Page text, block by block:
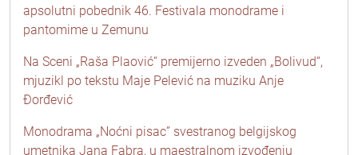
apsolutni pobednik 46. Festivala monodrame i
pantomime u Zemunu
Na Sceni „Raša Plaović“ premijerno izveden „Bolivud“,
mjuzikl po tekstu Maje Pelević na muziku Anje
Đorđević
Monodrama „Noćni pisac” svestranog belgijskog
umetnika Jana Fabra, u maestralnom izvođenju